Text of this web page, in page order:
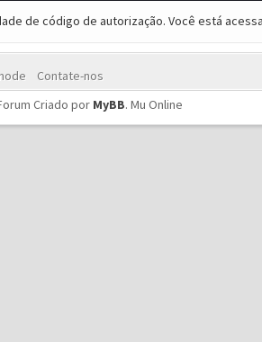
de código de autorização. Você está
Contate-nos
Criado por MyBB. Mu Online